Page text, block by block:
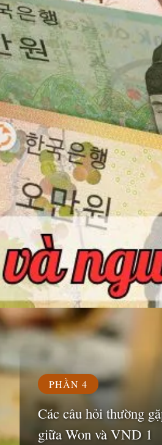
Đang mở
PHẦN 4
Các câu hỏi thường
giữa Won và VND 1